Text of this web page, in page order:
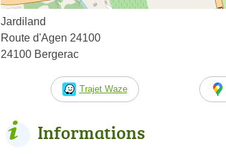
Jardiland
Route d'Agen 24100
24100 Bergerac
Trajet Waze
Informations